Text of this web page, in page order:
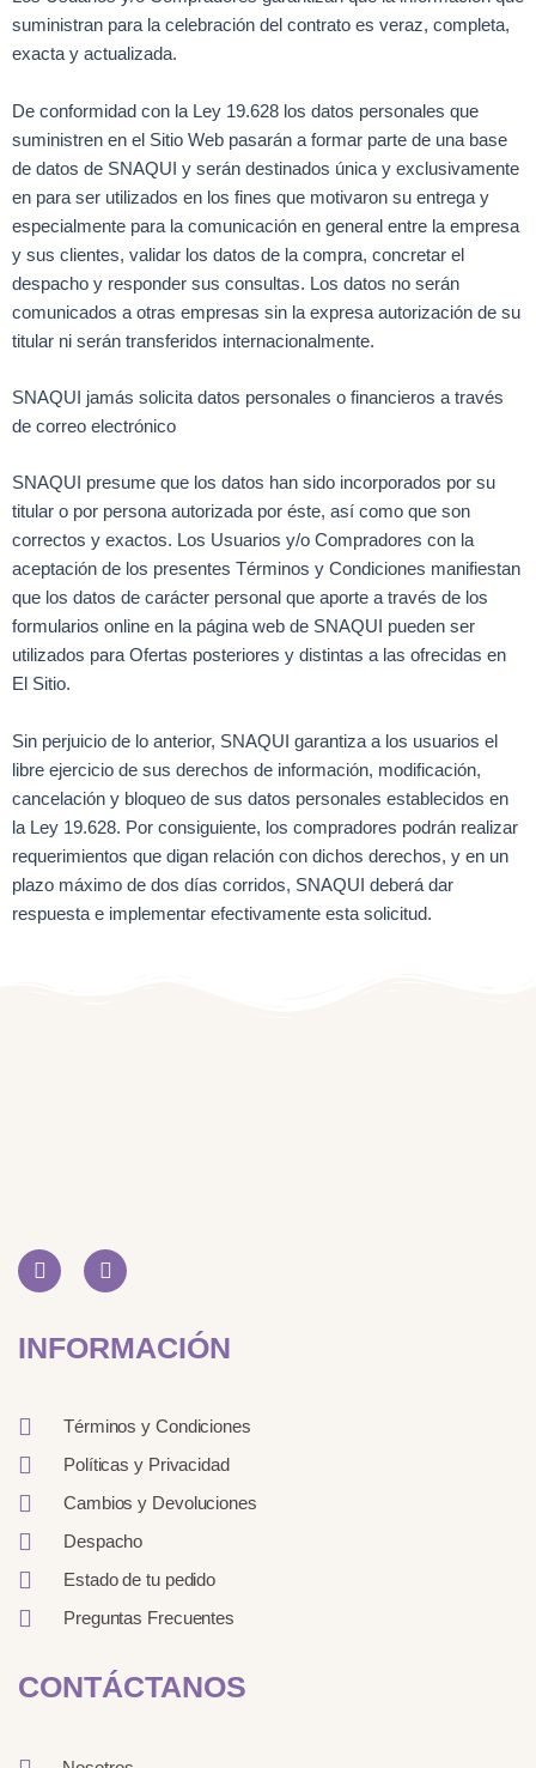
suministran para la celebración del contrato es veraz, completa,
exacta y actualizada.
De conformidad con la Ley 19.628 los datos personales que
suministren en el Sitio Web pasarán a formar parte de una base
de datos de SNAQUI y serán destinados única y exclusivamente
en para ser utilizados en los fines que motivaron su entrega y
especialmente para la comunicación en general entre la empresa
y sus clientes, validar los datos de la compra, concretar el
despacho y responder sus consultas. Los datos no serán
comunicados a otras empresas sin la expresa autorización de su
titular ni serán transferidos internacionalmente.
SNAQUI jamás solicita datos personales o financieros a través
de correo electrónico
SNAQUI presume que los datos han sido incorporados por su
titular o por persona autorizada por éste, así como que son
correctos y exactos. Los Usuarios y/o Compradores con la
aceptación de los presentes Términos y Condiciones manifiestan
que los datos de carácter personal que aporte a través de los
formularios online en la página web de SNAQUI pueden ser
utilizados para Ofertas posteriores y distintas a las ofrecidas en
El Sitio.
Sin perjuicio de lo anterior, SNAQUI garantiza a los usuarios el
libre ejercicio de sus derechos de información, modificación,
cancelación y bloqueo de sus datos personales establecidos en
la Ley 19.628. Por consiguiente, los compradores podrán realizar
requerimientos que digan relación con dichos derechos, y en un
plazo máximo de dos días corridos, SNAQUI deberá dar
respuesta e implementar efectivamente esta solicitud.
I
n
a
L
i
e
INFORMACIÓN
Términos y Condiciones
Políticas y Privacidad
Cambios y Devoluciones
Despacho
Estado de tu pedido
Preguntas Frecuentes
CONTÁCTANOS